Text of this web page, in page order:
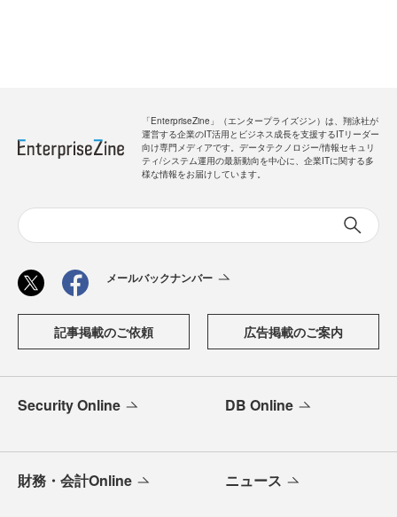
「EnterpriseZine」（エンタープライズジン）は、翔泳社が
運営する企業のIT活用とビジネス成長を支援するITリーダー
向け専門メディアです。データテクノロジー/情報セキュリ
ティ/システム運用の最新動向を中心に、企業ITに関する多
様な情報をお届けしています。
メールバックナンバー
記事掲載のご依頼 広告掲載のご案内
Security Online DB Online
財務・会計Online ニュース